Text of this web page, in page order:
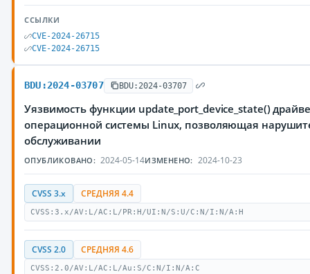
ССЫЛКИ
CVE-2024-26715
CVE-2024-26715
BDU:2024-03707 BDU:2024-03707
Уязвимость функции update_port_device_state()
операционной системы Linux, позволяющая
обслуживании
ОПУБЛИКОВАНО: 2024-05-14ИЗМЕНЕНО: 2024-10-23
CVSS 3.x СРЕДНЯЯ 4.4
CVSS:3.x/AV:L/AC:L/PR:H/UI:N/S:U/C:N/I:N/A:H
CVSS 2.0 СРЕДНЯЯ 4.6
CVSS:2.0/AV:L/AC:L/Au:S/C:N/I:N/A:C